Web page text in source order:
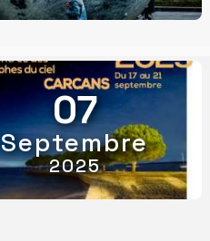
07
Septembre
2025